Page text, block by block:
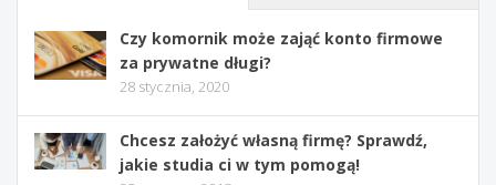
Czy komornik może zająć konto firmowe
za prywatne długi?
28 stycznia, 2020
Chcesz założyć własną firmę? Sprawdź,
jakie studia ci w tym pomogą!